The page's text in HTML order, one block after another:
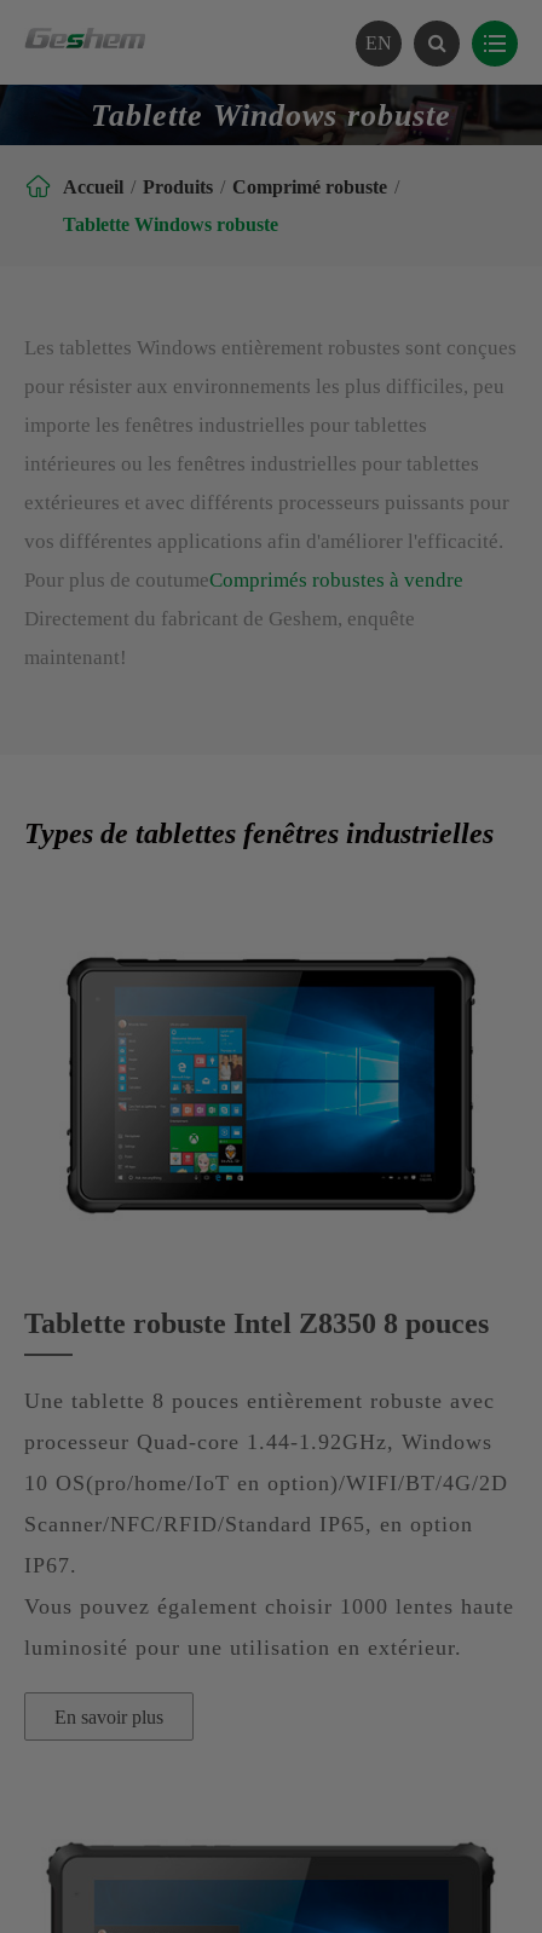
EN
Tablette Windows robuste
 Accueil Produits
Comprimé robuste
Tablette Windows robuste
Les tablettes Windows entièrement robustes sont conçues
pour résister aux environnements les plus difficiles, peu
importe les fenêtres industrielles pour tablettes
intérieures ou les fenêtres industrielles pour tablettes
extérieures et avec différents processeurs puissants pour
vos différentes applications afin d'améliorer l'efficacité.
Pour plus de coutumeComprimés robustes à vendre
Directement du fabricant de Geshem, enquête
maintenant!
Types de tablettes fenêtres industrielles
Tablette robuste Intel Z8350 8 pouces
Une tablette 8 pouces entièrement robuste avec
processeur Quad-core 1.44-1.92GHz, Windows
10 OS(pro/home/IoT en option)/WIFI/BT/4G/2D
Scanner/NFC/RFID/Standard IP65, en option
IP67.
Vous pouvez également choisir 1000 lentes haute
luminosité pour une utilisation en extérieur.
En savoir plus